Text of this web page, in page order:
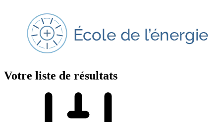
Votre liste de résultats